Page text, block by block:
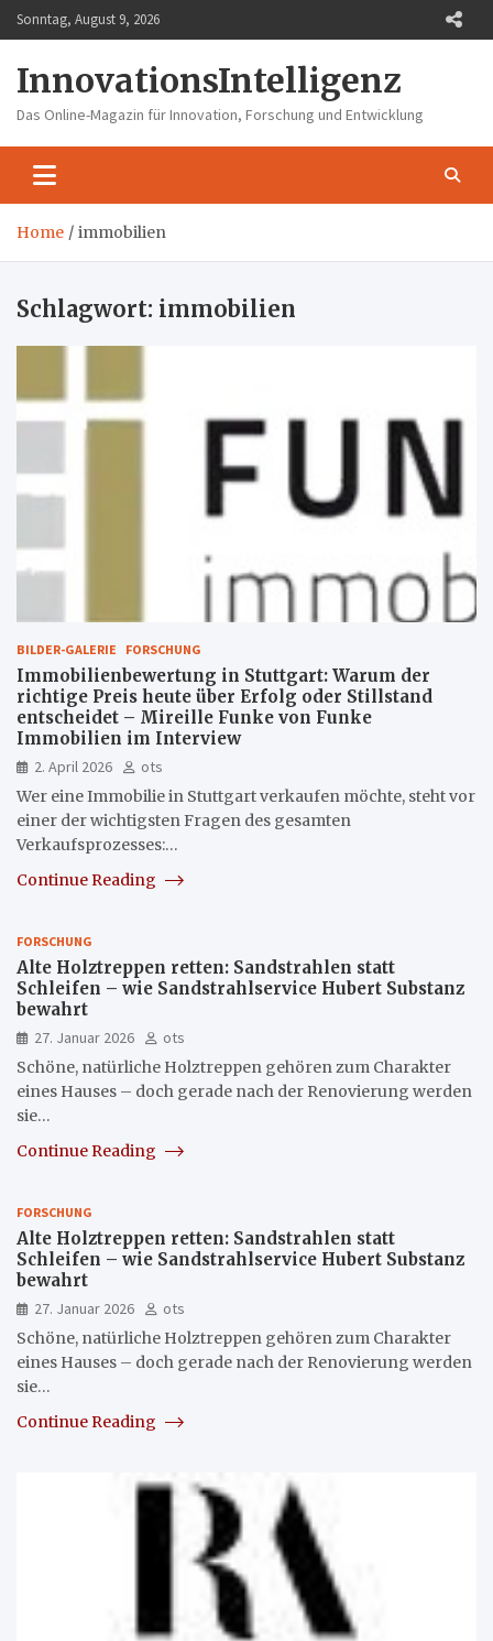
Skip
to
Sonntag, August 9, 2026
InnovationsIntelligenz
Das Online-Magazin für Innovation, Forschung und Entwicklung
Home immobilien
Schlagwort: immobilien
BILDER-GALERIE FORSCHUNG
Immobilienbewertung in Stuttgart: Warum der
richtige Preis heute über Erfolg oder Stillstand
entscheidet – Mireille Funke von Funke
Immobilien im Interview
2. April 2026
ots
Wer eine Immobilie in Stuttgart verkaufen möchte, steht vor
einer der wichtigsten Fragen des gesamten
Verkaufsprozesses:…
Continue Reading
FORSCHUNG
Alte Holztreppen retten: Sandstrahlen statt
Schleifen – wie Sandstrahlservice Hubert Substanz
bewahrt
27. Januar 2026
ots
Schöne, natürliche Holztreppen gehören zum Charakter
eines Hauses – doch gerade nach der Renovierung werden
sie…
Continue Reading
FORSCHUNG
Alte Holztreppen retten: Sandstrahlen statt
Schleifen – wie Sandstrahlservice Hubert Substanz
bewahrt
27. Januar 2026
ots
Schöne, natürliche Holztreppen gehören zum Charakter
eines Hauses – doch gerade nach der Renovierung werden
sie…
Continue Reading